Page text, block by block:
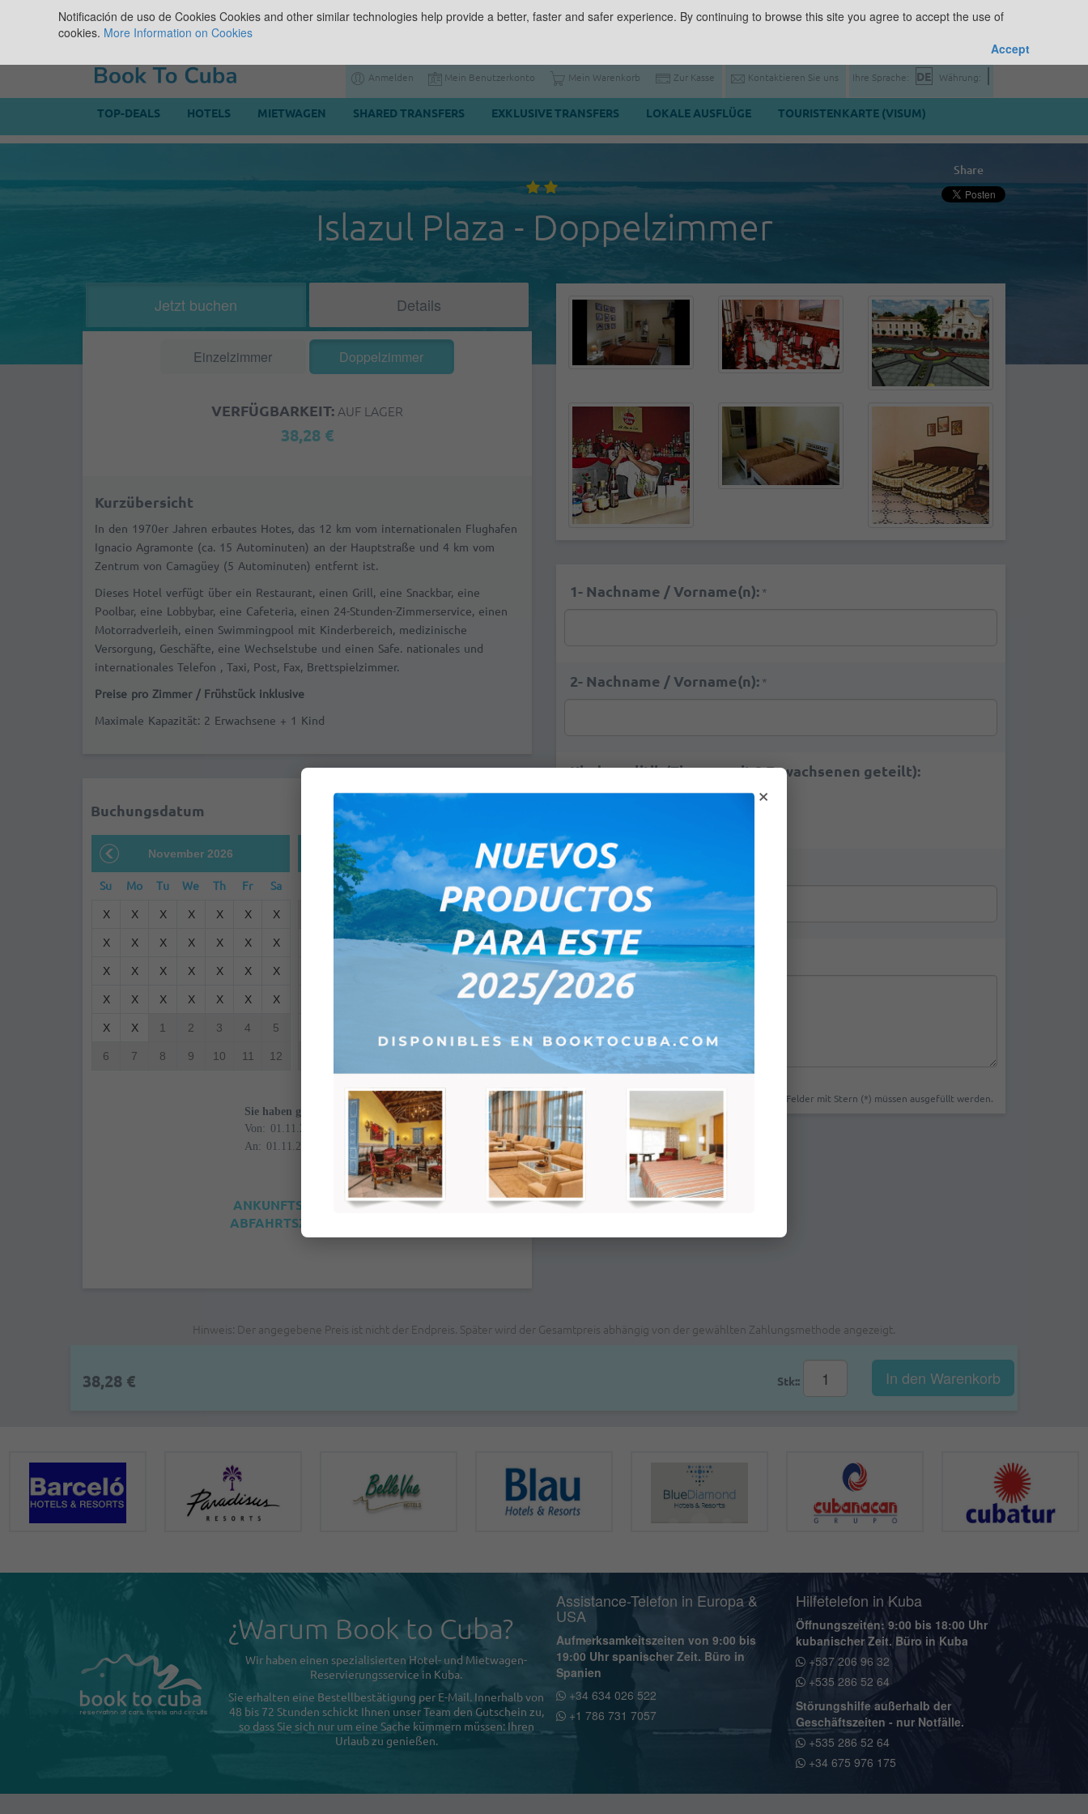
Anmelden Mein Benutzerkonto Mein Warenkorb Zur Kasse Kontaktieren Sie uns Ihre Sprache: Währung:
TOP-DEALS HOTELS MIETWAGEN SHARED TRANSFERS EXKLUSIVE TRANSFERS LOKALE AUSFLÜGE TOURISTENKARTE (VISUM)
Islazul Plaza - Doppelzimmer
Share
Jetzt buchen Details
Einzelzimmer Doppelzimmer
VERFÜGBARKEIT: AUF LAGER
38,28 €
Kurzübersicht
In den 1970er Jahren erbautes Hotes, das 12 km vom internationalen Flughafen
Ignacio Agramonte (ca. 15 Autominuten) an der Hauptstraße und 4 km vom
Zentrum von Camagüey (5 Autominuten) entfernt ist.
Dieses Hotel verfügt über ein Restaurant, einen Grill, eine Snackbar, eine
Poolbar, eine Lobbybar, eine Cafeteria, einen 24-Stunden-Zimmerservice, einen
Motorradverleih, einen Swimmingpool mit Kinderbereich, medizinische
Versorgung, Geschäfte, eine Wechselstube und einen Safe. nationales und
internationales Telefon , Taxi, Post, Fax, Brettspielzimmer.
Preise pro Zimmer / Frühstück inklusive
Maximale Kapazität: 2 Erwachsene + 1 Kind
Buchungsdatum
November 2026
Su Mo Tu We Th Fr Sa
X X X X X X X
X X X X X X X
X X X X X X X
X X X X X X X
X X 1 2 3 4 5
6 7 8 9 10 11 12
December 2026
Mo Tu We Th Fr Sa
30 X X X X
X X X X X X
X
X X
2
Sie haben gewählt
Von:
An:
ANKUNFTSZEIT: 4:00PM
ABFAHRTSZEIT: 12:00PM
1- Nachname / Vorname(n): *
2- Nachname / Vorname(n): *
Kinderpolitik (Zimmer mit 2 Erwachsenen geteilt):
Nichts
E-Mail:*
Bemerkungen:
Felder mit Stern (*) müssen ausgefüllt werden.
Hinweis: Der angegebene Preis ist nicht der Endpreis. Später wird der Gesamtpreis abhängig von der gewählten Zahlungsmethode angezeigt.
38,28 € Stk:: In den Warenkorb
¿Warum Book to Cuba?
Wir haben einen spezialisierten Hotel- und Mietwagen-
Reservierungsservice in Kuba.
Sie erhalten eine Bestellbestätigung per E-Mail. Innerhalb von
48 bis 72 Stunden schickt Ihnen unser Team den Gutschein zu,
so dass Sie sich nur um eine Sache kümmern müssen: Ihren
Urlaub zu genießen.
Assistance-Telefon in Europa &
USA
Aufmerksamkeitszeiten von 9:00 bis
19:00 Uhr spanischer Zeit. Büro in
Spanien
+34 634 026 522
+1 786 731 7057
Hilfetelefon in Kuba
Öffnungszeiten: 9:00 bis 18:00 Uhr
kubanischer Zeit. Büro in Kuba
+537 206 96 32
+535 286 52 64
Störungshilfe außerhalb der
Geschäftszeiten - nur Notfälle.
+535 286 52 64
+34 675 976 175
×
Notificación de uso de Cookies Cookies and other similar technologies help provide a better, faster and safer experience. By continuing to browse this site you agree to accept the use of
cookies. More Information on Cookies
Accept